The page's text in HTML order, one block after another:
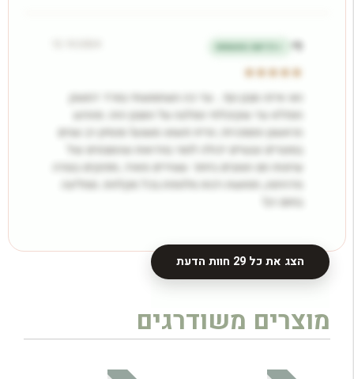
לי רכישה מאומתת
ואו איזה סבון גוף… עד כה השתמשתי בוורד דמשק
הנפלא עד שקיבלתי המלצה על הסבון הזה. מהרגע
הראשון התמכרתי, הריח פשוט משגע! מנסיון רב שנים
במוצרים טבעיים יכולה לומר בוודאות שהסבונים של
ערוגות הם הטובים ביותר. עשירים מאוד, מפנקים בצורה
מדהימה, תחושת רכות מלטפת בכל מקלחת. ממליצה
בחום רב!
הצג את כל 29 חוות הדעת
מוצרים משודרגים